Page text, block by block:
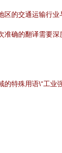
区的交通运输行
准确的翻译需要深
的特殊用语\“工业